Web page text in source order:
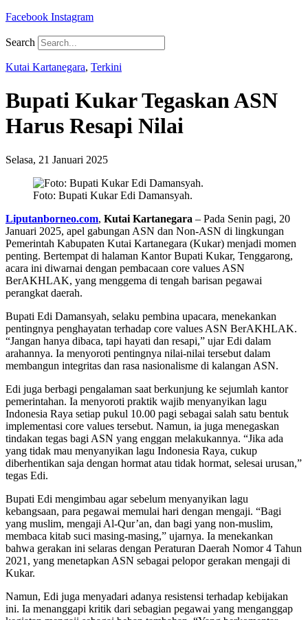
Facebook Instagram
Search
Kutai Kartanegara, Terkini
Bupati Kukar Tegaskan ASN
Harus Resapi Nilai
Selasa, 21 Januari 2025
Foto: Bupati Kukar Edi Damansyah.
Liputanborneo.com, Kutai Kartanegara – Pada Senin pagi, 20
Januari 2025, apel gabungan ASN dan Non-ASN di lingkungan
Pemerintah Kabupaten Kutai Kartanegara (Kukar) menjadi momen
penting. Bertempat di halaman Kantor Bupati Kukar, Tenggarong,
acara ini diwarnai dengan pembacaan core values ASN
BerAKHLAK, yang menggema di tengah barisan pegawai
perangkat daerah.
Bupati Edi Damansyah, selaku pembina upacara, menekankan
pentingnya penghayatan terhadap core values ASN BerAKHLAK.
“Jangan hanya dibaca, tapi hayati dan resapi,” ujar Edi dalam
arahannya. Ia menyoroti pentingnya nilai-nilai tersebut dalam
membangun integritas dan rasa nasionalisme di kalangan ASN.
Edi juga berbagi pengalaman saat berkunjung ke sejumlah kantor
pemerintahan. Ia menyoroti praktik wajib menyanyikan lagu
Indonesia Raya setiap pukul 10.00 pagi sebagai salah satu bentuk
implementasi core values tersebut. Namun, ia juga menegaskan
tindakan tegas bagi ASN yang enggan melakukannya. “Jika ada
yang tidak mau menyanyikan lagu Indonesia Raya, cukup
diberhentikan saja dengan hormat atau tidak hormat, selesai urusan,”
tegas Edi.
Bupati Edi mengimbau agar sebelum menyanyikan lagu
kebangsaan, para pegawai memulai hari dengan mengaji. “Bagi
yang muslim, mengaji Al-Qur’an, dan bagi yang non-muslim,
membaca kitab suci masing-masing,” ujarnya. Ia menekankan
bahwa gerakan ini selaras dengan Peraturan Daerah Nomor 4 Tahun
2021, yang menetapkan ASN sebagai pelopor gerakan mengaji di
Kukar.
Namun, Edi juga menyadari adanya resistensi terhadap kebijakan
ini. Ia menanggapi kritik dari sebagian pegawai yang menganggap